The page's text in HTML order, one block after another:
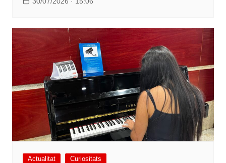
Actualitat Curiositats